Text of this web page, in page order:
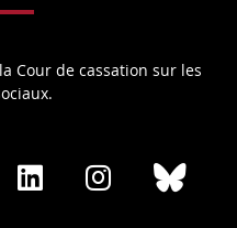
Cour de cassation sur les
Share
Share